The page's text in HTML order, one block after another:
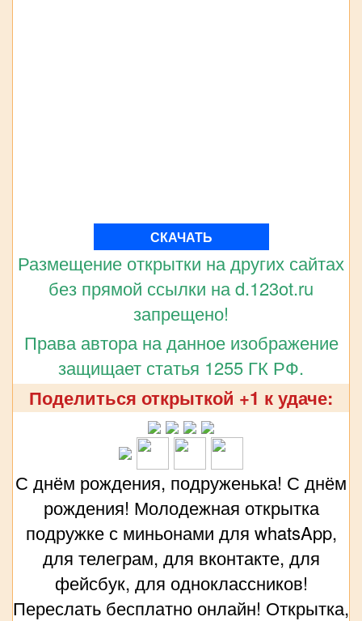
СКАЧАТЬ
Размещение открытки на других сайтах
без прямой ссылки на d.123ot.ru
запрещено!
Права автора на данное изображение
защищает статья 1255 ГК РФ.
Поделиться открыткой +1 к удаче:
С днём рождения, подруженька! С днём
рождения! Молодежная открытка
подружке с миньонами для whatsApp,
для телеграм, для вконтакте, для
фейсбук, для одноклассников!
Переслать бесплатно онлайн! Открытка,